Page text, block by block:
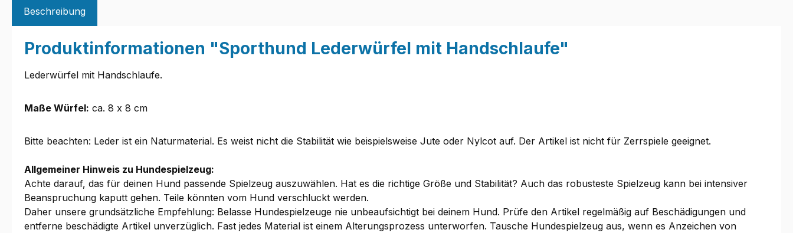
Beschreibung
Produktinformationen "Sporthund Lederwürfel mit Handschlaufe"
Lederwürfel mit Handschlaufe.
Maße Würfel: ca. 8 x 8 cm
Bitte beachten: Leder ist ein Naturmaterial. Es weist nicht die Stabilität wie beispielsweise Jute oder Nylcot auf. Der Artikel ist nicht für Zerrspiele geeignet.
Allgemeiner Hinweis zu Hundespielzeug:
Achte darauf, das für deinen Hund passende Spielzeug auszuwählen. Hat es die richtige Größe und Stabilität? Auch das robusteste Spielzeug kann bei intensiver
Beanspruchung kaputt gehen. Teile könnten vom Hund verschluckt werden.
Daher unsere grundsätzliche Empfehlung: Belasse Hundespielzeuge nie unbeaufsichtigt bei deinem Hund. Prüfe den Artikel regelmäßig auf Beschädigungen und
entferne beschädigte Artikel unverzüglich. Fast jedes Material ist einem Alterungsprozess unterworfen. Tausche Hundespielzeug aus, wenn es Anzeichen von